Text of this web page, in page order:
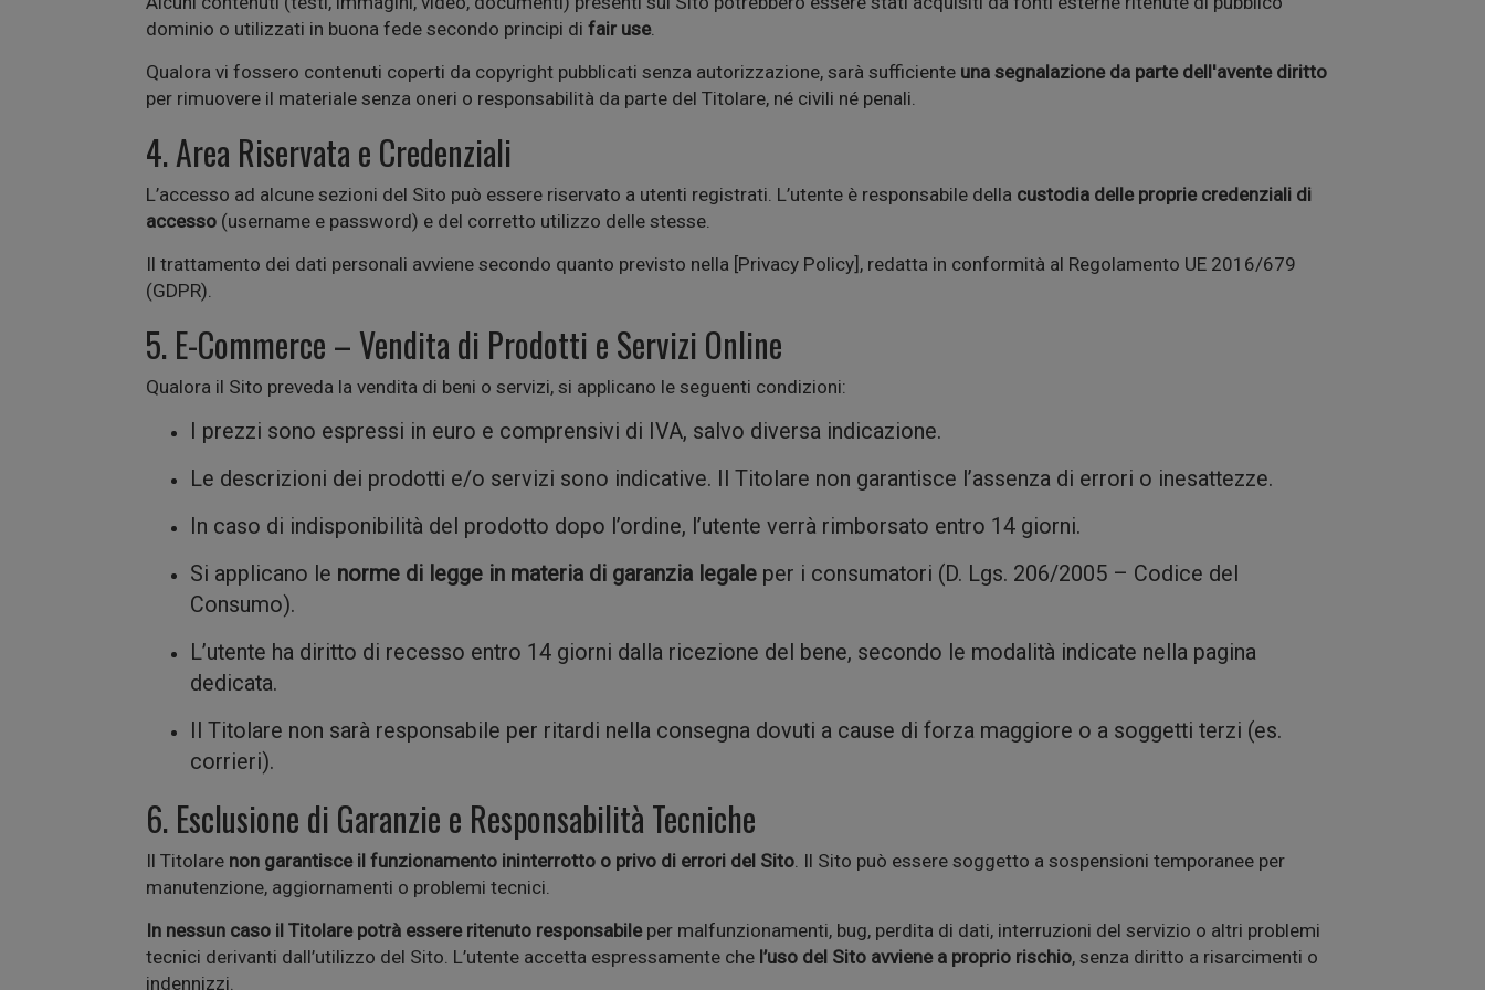
dominio o utilizzati in buona fede secondo principi di fair use.
Qualora vi fossero contenuti coperti da copyright pubblicati senza autorizzazione, sarà sufficiente una segnalazione da parte dell'avente diritto
per rimuovere il materiale senza oneri o responsabilità da parte del Titolare, né civili né penali.
4. Area Riservata e Credenziali
L’accesso ad alcune sezioni del Sito può essere riservato a utenti registrati. L’utente è responsabile della custodia delle proprie credenziali di
accesso (username e password) e del corretto utilizzo delle stesse.
Il trattamento dei dati personali avviene secondo quanto previsto nella [Privacy Policy], redatta in conformità al Regolamento UE 2016/679
(GDPR).
5. E-Commerce – Vendita di Prodotti e Servizi Online
Qualora il Sito preveda la vendita di beni o servizi, si applicano le seguenti condizioni:
I prezzi sono espressi in euro e comprensivi di IVA, salvo diversa indicazione.
Le descrizioni dei prodotti e/o servizi sono indicative. Il Titolare non garantisce l’assenza di errori o inesattezze.
In caso di indisponibilità del prodotto dopo l’ordine, l’utente verrà rimborsato entro 14 giorni.
Si applicano le norme di legge in materia di garanzia legale per i consumatori (D. Lgs. 206/2005 – Codice del
Consumo).
L’utente ha diritto di recesso entro 14 giorni dalla ricezione del bene, secondo le modalità indicate nella pagina
dedicata.
Il Titolare non sarà responsabile per ritardi nella consegna dovuti a cause di forza maggiore o a soggetti terzi (es.
corrieri).
6. Esclusione di Garanzie e Responsabilità Tecniche
Il Titolare non garantisce il funzionamento ininterrotto o privo di errori del Sito . Il Sito può essere soggetto a sospensioni temporanee per
manutenzione, aggiornamenti o problemi tecnici.
In nessun caso il Titolare potrà essere ritenuto responsabileper malfunzionamenti, bug, perdita di dati, interruzioni del servizio o altri problemi
tecnici derivanti dall’utilizzo del Sito. L’utente accetta espressamente che l’uso del Sito avviene a proprio rischio, senza diritto a risarcimenti o
indennizzi.